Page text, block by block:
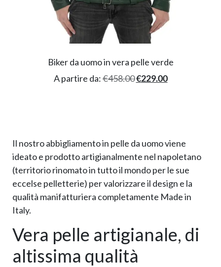
Biker da uomo in vera pelle verde
A partire da:€458.00€229.00
Il nostro abbigliamento in pelle da uomo viene
ideato e prodotto artigianalmente nel napoletano
(territorio rinomato in tutto il mondo per le sue
eccelse pelletterie) per valorizzare il design e la
qualità manifatturiera completamente Made in
Italy.
Vera pelle artigianale, di
altissima qualità